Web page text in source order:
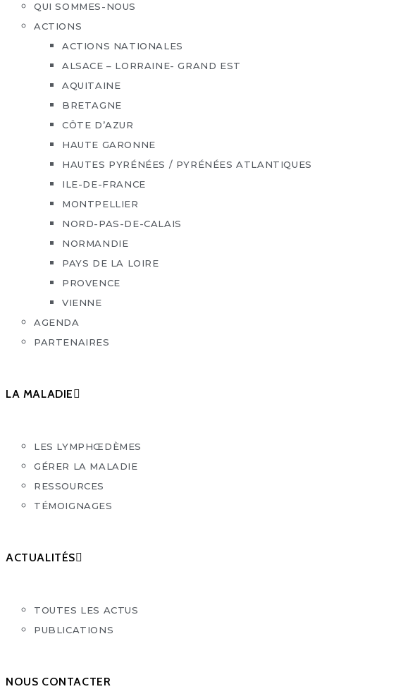
QUI SOMMES-NOUS
ACTIONS
ACTIONS NATIONALES
ALSACE – LORRAINE- GRAND EST
AQUITAINE
BRETAGNE
CÔTE D’AZUR
HAUTE GARONNE
HAUTES PYRÉNÉES / PYRÉNÉES ATLANTIQUES
ILE-DE-FRANCE
MONTPELLIER
NORD-PAS-DE-CALAIS
NORMANDIE
PAYS DE LA LOIRE
PROVENCE
VIENNE
AGENDA
PARTENAIRES
LA MALADIE
LES LYMPHŒDÈMES
GÉRER LA MALADIE
RESSOURCES
TÉMOIGNAGES
ACTUALITÉS
TOUTES LES ACTUS
PUBLICATIONS
NOUS CONTACTER